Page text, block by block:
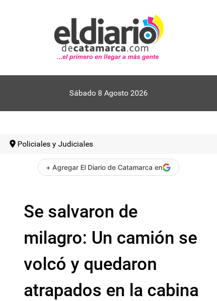
Sábado 8 Agosto 2026
Policiales y Judiciales
+ Agregar El Diario de Catamarca en
Se salvaron de
milagro: Un camión se
volcó y quedaron
atrapados en la cabina